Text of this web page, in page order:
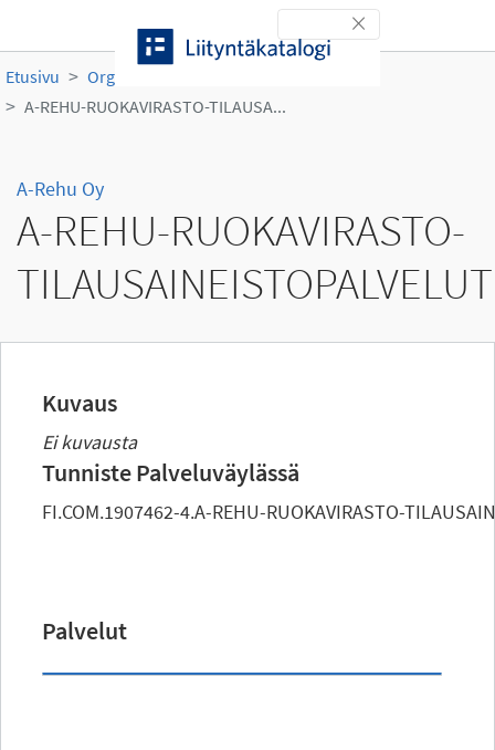
Toggle navigation
Etusivu Organisaatiot
A-REHU-RUOKAVIRASTO-TILAUSA...
A-Rehu Oy
A-REHU-RUOKAVIRASTO-
TILAUSAINEISTOPALVELUT
Kuvaus
Ei kuvausta
Tunniste Palveluväylässä
FI.COM.1907462-4.A-REHU-RUOKAVIRASTO-
Palvelut